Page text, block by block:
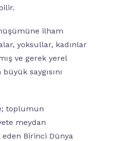
ilham
yoksullar, kadınlar
ve gerek yerel
saygısını
toplumun
meydan
eden Birinci Dünya